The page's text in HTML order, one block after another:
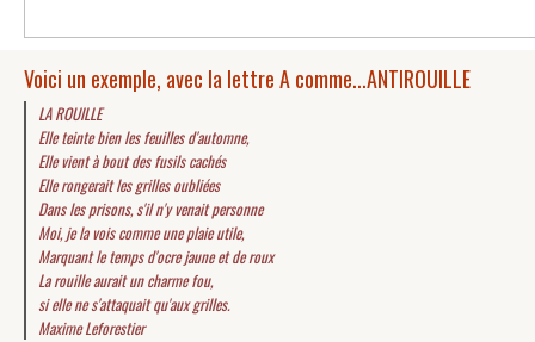
Voici un exemple, avec la lettre A comme...ANTIROUILLE
LA ROUILLE
Elle teinte bien les feuilles d'automne,
Elle vient à bout des fusils cachés
Elle rongerait les grilles oubliées
Dans les prisons, s'il n'y venait personne
Moi, je la vois comme une plaie utile,
Marquant le temps d'ocre jaune et de roux
La rouille aurait un charme fou,
si elle ne s'attaquait qu'aux grilles.
Maxime Leforestier